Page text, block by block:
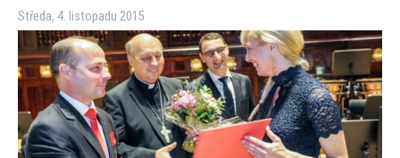
Středa, 4. listopadu 2015